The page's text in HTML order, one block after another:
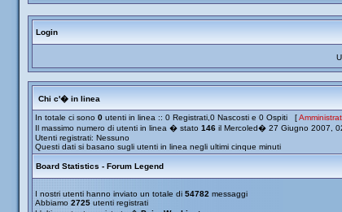
Login
Chi c'� in linea
In totale ci sono 0utenti in linea :: 0 Registrati,0 Nascosti e 0 Ospiti [
Il massimo numero di utenti in linea � stato 146il Mercoled� 27 Giugno 2007,
Utenti registrati: Nessuno
Questi dati si basano sugli utenti in linea negli ultimi cinque minuti
Board Statistics - Forum Legend
I nostri utenti hanno inviato un totale di 54782 messaggi
Abbiamo 2725utenti registrati